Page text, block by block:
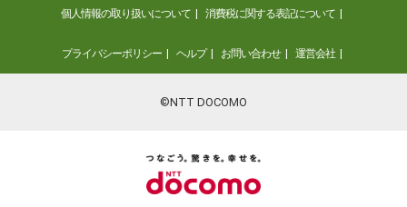
個人情報の取り扱いについて 消費税に関する表記について
プライバシーポリシー ヘルプ お問い合わせ 運営会社
©NTT DOCOMO